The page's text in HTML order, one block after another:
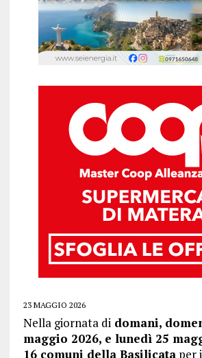
23 MAGGIO 2026
Nella giornata didomani,
maggio 2026, e lunedì 25
16 comuni della Basilicataper